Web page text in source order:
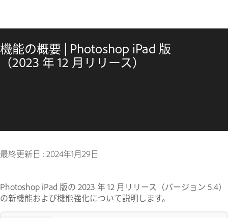
機能の概要 | Photoshop iPad 版
（2023 年 12 月リリース）
最終更新日 :2024年1月29日
Photoshop iPad 版の 2023 年 12 月リリース（バージョン 5.4）
の新機能および機能強化について説明します。